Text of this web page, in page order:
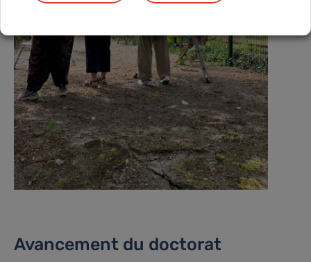
Avancement du doctorat